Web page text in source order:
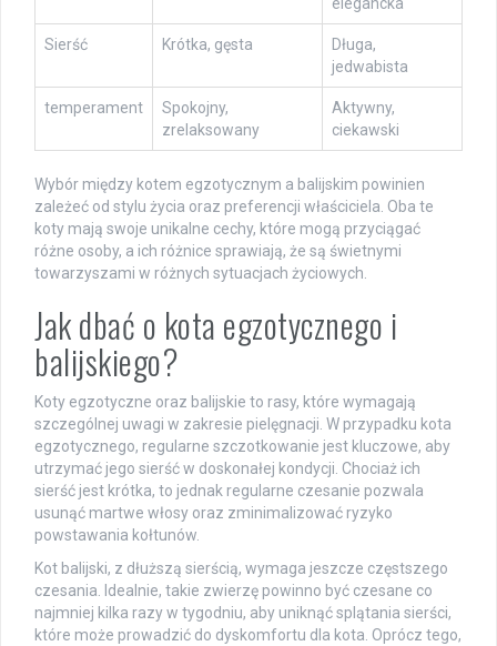
Sierść Krótka, gęsta
Długa,
jedwabista
temperament
Spokojny,
zrelaksowany
Aktywny,
ciekawski
Wybór między kotem egzotycznym a balijskim powinien
zależeć od stylu życia oraz preferencji właściciela. Oba te
koty mają swoje unikalne cechy, które mogą przyciągać
różne osoby, a ich różnice sprawiają, że są świetnymi
towarzyszami w różnych sytuacjach życiowych.
Jak dbać o kota egzotycznego i
balijskiego?
Koty egzotyczne oraz balijskie to rasy, które wymagają
szczególnej uwagi w zakresie pielęgnacji. W przypadku kota
egzotycznego, regularne szczotkowanie jest kluczowe, aby
utrzymać jego sierść w doskonałej kondycji. Chociaż ich
sierść jest krótka, to jednak regularne czesanie pozwala
usunąć martwe włosy oraz zminimalizować ryzyko
powstawania kołtunów.
Kot balijski, z dłuższą sierścią, wymaga jeszcze częstszego
czesania. Idealnie, takie zwierzę powinno być czesane co
najmniej kilka razy w tygodniu, aby uniknąć splątania sierści,
które może prowadzić do dyskomfortu dla kota. Oprócz tego,